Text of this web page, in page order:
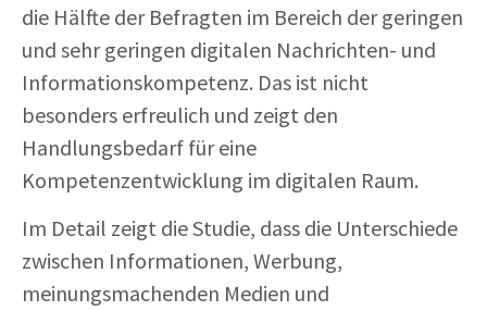
die Hälfte der Befragten im Bereich der geringen
und sehr geringen digitalen Nachrichten- und
Informationskompetenz. Das ist nicht
besonders erfreulich und zeigt den
Handlungsbedarf für eine
Kompetenzentwicklung im digitalen Raum.
Im Detail zeigt die Studie, dass die Unterschiede
zwischen Informationen, Werbung,
meinungsmachenden Medien und